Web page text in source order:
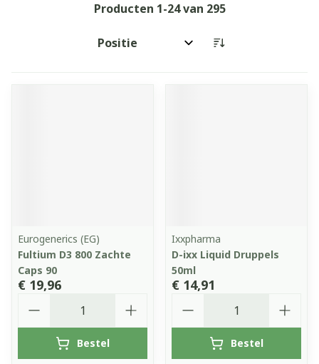
Producten 1-24van 295
Sorteer op:
Eurogenerics (EG)
Fultium D3 800 Zachte
Caps 90
€ 19,96
Bestel
Ixxpharma
D-ixx Liquid Druppels
50ml
€ 14,91
Bestel